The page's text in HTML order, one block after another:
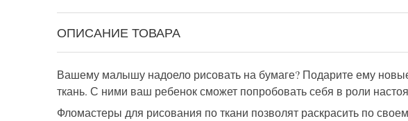
ОПИСАНИЕ ТОВАРА
Вашему малышу надоело рисовать на бумаге? Подарите ему
ткань. С ними ваш ребеноксможет попробовать себя в роли
Фломастеры для рисования по ткани позволят раскрасить по